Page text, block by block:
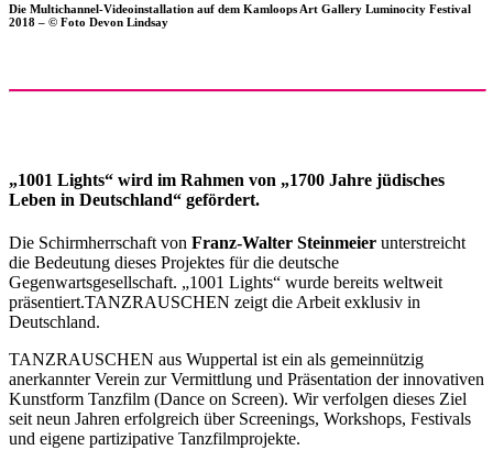
Die Multichannel-Videoinstallation auf dem Kamloops Art Gallery Luminocity Festival
2018 – © Foto Devon Lindsay
„1001 Lights“ wird im Rahmen von „1700 Jahre jüdisches
Leben in Deutschland“ gefördert.
Die Schirmherrschaft von Franz-Walter Steinmeier unterstreicht
die Bedeutung dieses Projektes für die deutsche
Gegenwartsgesellschaft. „1001 Lights“ wurde bereits weltweit
präsentiert.TANZRAUSCHEN zeigt die Arbeit exklusiv in
Deutschland.
TANZRAUSCHEN aus Wuppertal ist ein als gemeinnützig
anerkannter Verein zur Vermittlung und Präsentation der innovativen
Kunstform Tanzfilm (Dance on Screen). Wir verfolgen dieses Ziel
seit neun Jahren erfolgreich über Screenings, Workshops, Festivals
und eigene partizipative Tanzfilmprojekte.